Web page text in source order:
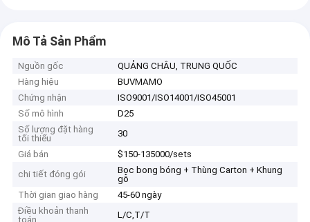
Mô Tả Sản Phẩm
Nguồn gốc
QUẢNG CHÂU, TRUNG QUỐC
Hàng hiệu
BUVMAMO
Chứng nhận
ISO9001/ISO14001/ISO45001
Số mô hình
D25
Số lượng đặt hàng
tối thiểu
30
Giá bán
$150-135000/sets
chi tiết đóng gói
Bọc bong bóng + Thùng Carton + Khung
gỗ
Thời gian giao hàng
45-60 ngày
Điều khoản thanh
toán
L/C,T/T